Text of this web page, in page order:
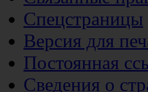
Спецстраницы
Версия для
Постоянная
Сведения о